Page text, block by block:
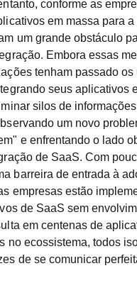
conforme as
em massa para
um grande obstáculo
Embora essas
tenham passado os
seus aplicativos
silos de
um novo
e enfrentando o lado
de SaaS. Com
barreira de entrada à
empresas estão
de SaaS sem
em centenas de
no ecossistema, todos
de se comunicar